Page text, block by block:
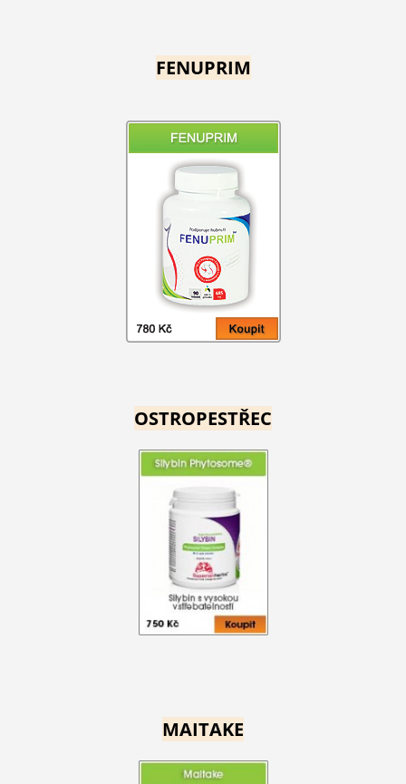
FENUPRIM
OSTROPESTŘEC
MAITAKE